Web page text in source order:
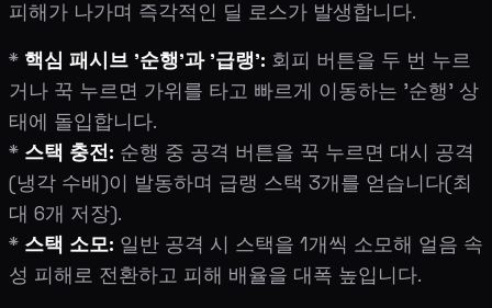
피해가 나가며 즉각적인 딜 로스가 발생합니다.
* 핵심 패시브 '순행'과 '급랭': 회피 버튼을 두 번 누르
거나 꾹 누르면 가위를 타고 빠르게 이동하는 '순행' 상
태에 돌입합니다.
* 스택 충전: 순행 중 공격 버튼을 꾹 누르면 대시 공격
(냉각 수배)이 발동하며 급랭 스택 3개를 얻습니다(최
대 6개 저장).
* 스택 소모: 일반 공격 시 스택을 1개씩 소모해 얼음 속
성 피해로 전환하고 피해 배율을 대폭 높입니다.